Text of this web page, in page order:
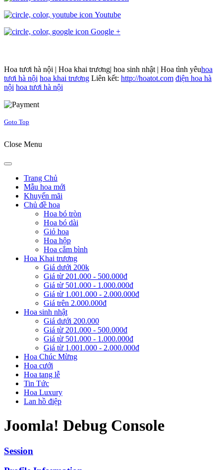
Youtube
Google +
Hoa tươi hà nội | Hoa khai trương| hoa sinh nhật | Hoa tình yêuhoa
tươi hà nội hoa khai trương Liên kết: http://hoatot.com điện hoa hà
nội hoa tươi hà nội
Goto Top
Close Menu
Trang Chủ
Mẫu hoa mới
Khuyến mãi
Chủ đề hoa
Hoa bó tròn
Hoa bó dài
Giỏ hoa
Hoa hộp
Hoa cắm bình
Hoa Khai trương
Giá dưới 200k
Giá từ 201.000 - 500.000đ
Giá từ 501.000 - 1.000.000đ
Giá từ 1.001.000 - 2.000.000đ
Giá trên 2.000.000đ
Hoa sinh nhật
Giá dưới 200.000
Giá từ 201.000 - 500.000đ
Giá từ 501.000 - 1.000.000đ
Giá từ 1.001.000 - 2.000.000đ
Hoa Chúc Mừng
Hoa cưới
Hoa tang lễ
Tin Tức
Hoa Luxury
Lan hồ điệp
Joomla! Debug Console
Session